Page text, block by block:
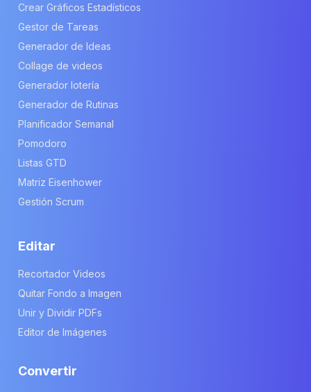
Crear Gráficos Estadísticos
Gestor de Tareas
Generador de Ideas
Collage de videos
Generador lotería
Generador de Rutinas
Planificador Semanal
Pomodoro
Listas GTD
Matriz Eisenhower
Gestión Scrum
Editar
Recortador Videos
Quitar Fondo a Imagen
Unir y Dividir PDFs
Editor de Imágenes
Convertir